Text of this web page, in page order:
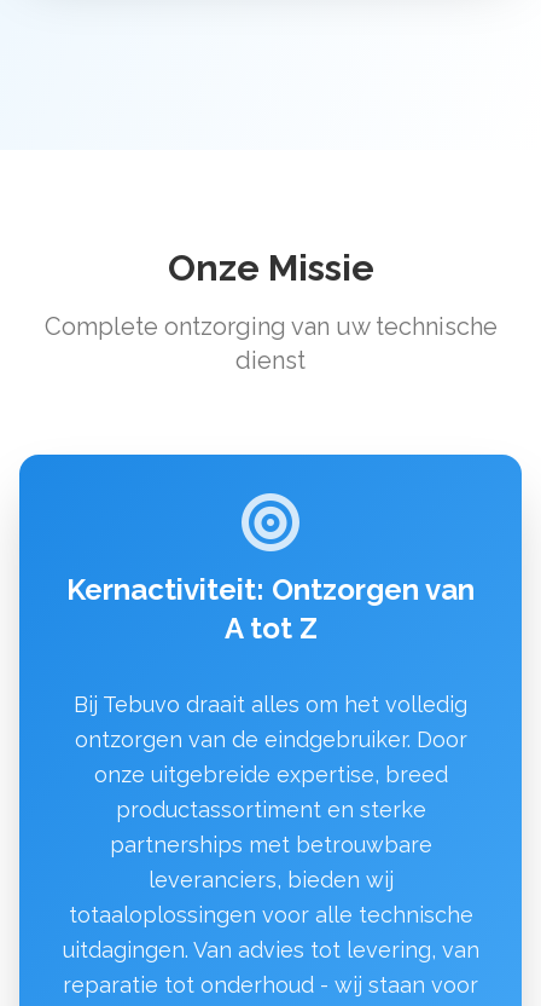
Onze Missie
Complete ontzorging van uw technische
dienst
Kernactiviteit: Ontzorgen van
A tot Z
Bij Tebuvo draait alles om het volledig
ontzorgen van de eindgebruiker. Door
onze uitgebreide expertise, breed
productassortiment en sterke
partnerships met betrouwbare
leveranciers, bieden wij
totaaloplossingen voor alle technische
uitdagingen. Van advies tot levering, van
reparatie tot onderhoud - wij staan voor